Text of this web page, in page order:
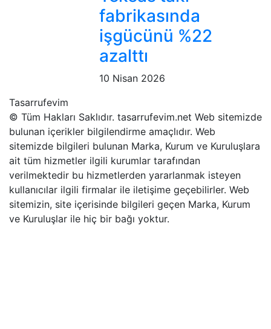
fabrikasında
işgücünü %22
azalttı
10 Nisan 2026
Tasarrufevim
© Tüm Hakları Saklıdır. tasarrufevim.net Web sitemizde
bulunan içerikler bilgilendirme amaçlıdır. Web
sitemizde bilgileri bulunan Marka, Kurum ve Kuruluşlara
ait tüm hizmetler ilgili kurumlar tarafından
verilmektedir bu hizmetlerden yararlanmak isteyen
kullanıcılar ilgili firmalar ile iletişime geçebilirler. Web
sitemizin, site içerisinde bilgileri geçen Marka, Kurum
ve Kuruluşlar ile hiç bir bağı yoktur.